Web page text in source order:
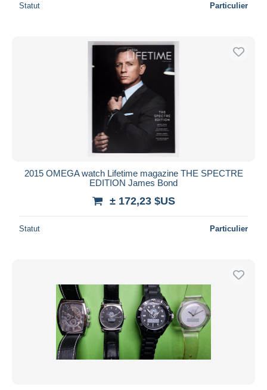
Statut Particulier
2015 OMEGA watch Lifetime magazine THE SPECTRE
EDITION James Bond
± 172,23 $US
Statut Particulier